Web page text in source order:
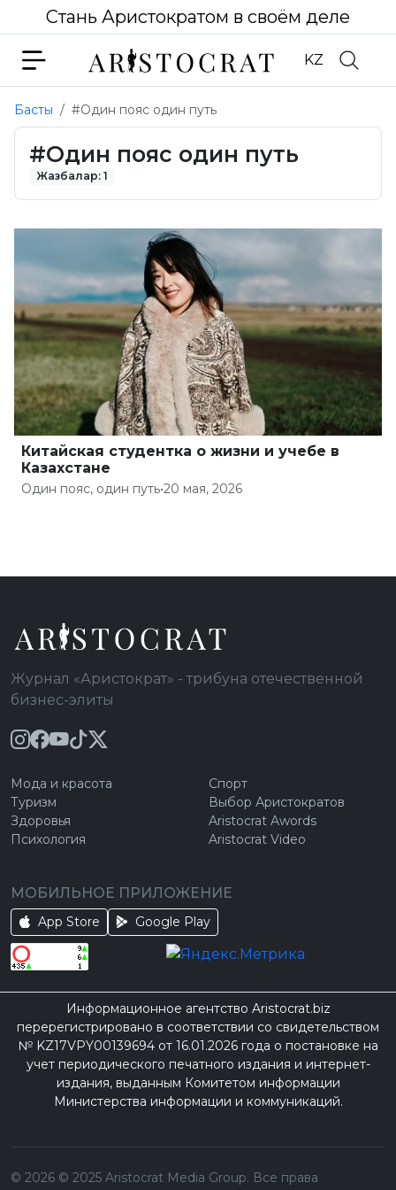
Стань Аристократом в своём деле
KZ
Басты #Один пояс один путь
#Один пояс один путь
Жазбалар: 1
Китайская студентка о жизни и учебе в
Казахстане
Один пояс, один путь•20 мая, 2026
Журнал «Аристократ» - трибуна отечественной
бизнес-элиты
Мода и красота
Туризм
Здоровья
Психология
Спорт
Выбор Аристократов
Aristocrat Awords
Aristocrat Video
МОБИЛЬНОЕ ПРИЛОЖЕНИЕ
App Store Google Play
Информационное агентство Aristocrat.biz
перерегистрировано в соответствии со свидетельством
№ KZ17VPY00139694 от 16.01.2026 года о постановке на
учет периодического печатного издания и интернет-
издания, выданным Комитетом информации
Министерства информации и коммуникаций.
© 2026 © 2025 Aristocrat Media Group. Все права